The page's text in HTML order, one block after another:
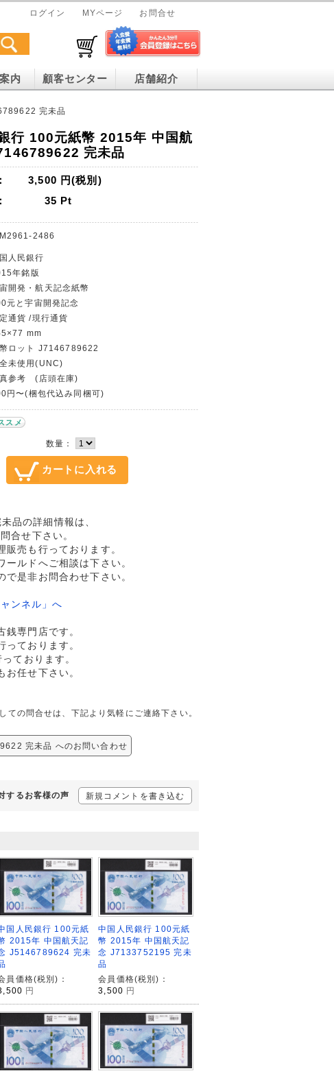
ログイン MYページ お問合せ
内 顧客センター 店舗紹介
完未品
行 100元紙幣 2015年 中国航
完未品
3,500 円(税別)
35 Pt
M2961-2486
人民銀行
年銘版
開発・航天記念紙幣
元と宇宙開発記念
通貨 /現行通貨
mm
ロット J7146789622
未使用(UNC)
参考 (店頭在庫)
円〜(梱包代込み同梱可)
スメ
数量：
品の詳細情報は、
合せ下さい。
売も行っております。
ルドへご相談は下さい。
是非お問合わせ下さい。
ンネル」へ
専門店です。
ております。
ております。
任せ下さい。
の問合せは、下記より気軽にご連絡下さい。
完未品 へのお問い合わせ
するお客様の声 新規コメントを書き込む
国人民銀行 100元紙
2015年 中国航天記
J5146789624 完未
員価格(税別)：
円
中国人民銀行 100元紙
幣 2015年 中国航天記
念 J7133752195 完未
品
会員価格(税別)：
3,500 円